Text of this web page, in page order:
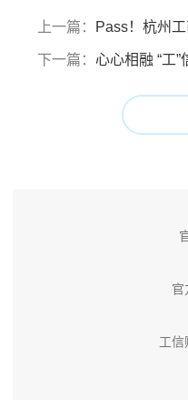
上一篇： Pass！杭州工商信
下一篇： 心心相融 “工”信未来
官
工信